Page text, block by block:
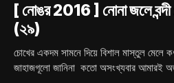
[ নোঙর 2016 ] নোনা জলে
(২৯)
চোখের একদম সামনে দিয়ে বিশাল মাস্তুল মেলে
জাহাজগূলো জানিনা কতো অসংখ্যবার আমারই